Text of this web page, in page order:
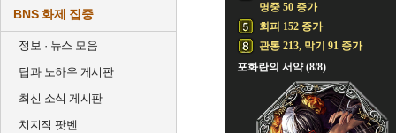
BNS 화제 집중
정보 · 뉴스 모음
팁과 노하우 게시판
최신 소식 게시판
치지직 팟벤
명중 50 증가
회피 152 증가
관통 213, 막기 91 증가
포화란의 서약 (8/8)